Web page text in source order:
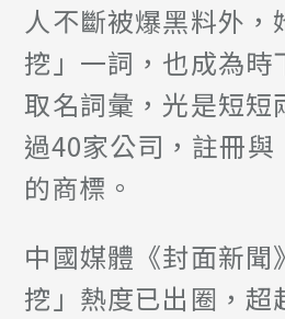
人不斷被爆黑料外，
挖」一詞，也成為時
取名詞彙，光是短短
過40家公司，註冊與
的商標。
中國媒體《封面新聞
挖」熱度已出圈，超